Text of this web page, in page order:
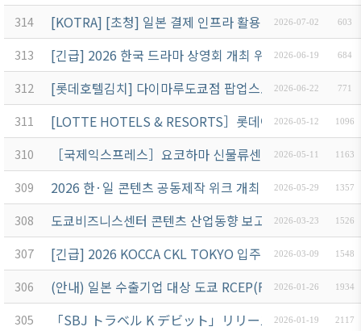
314 [KOTRA] [초청] 일본 결제 인프라 활용 설명회 안내 — 7
2026-07-02 603
313 [긴급] 2026 한국 드라마 상영회 개최 위탁용역 입찰공고
2026-06-19 684
312 [롯데호텔김치] 다이마루도쿄점 팝업스토어 개최 안내
2026-06-22 771
311 [LOTTE HOTELS & RESORTS］롯데아라이리조트 봄
2026-05-12 1096
310 ［국제익스프레스］요코하마 신물류센터 준공식 안내 6/
2026-05-11 1163
309 2026 한·일 콘텐츠 공동제작 위크 개최 위탁용역 입찰공
2026-05-29 1357
308 도쿄비즈니스센터 콘텐츠 산업동향 보고서 발간 위탁용
2026-03-23 1526
307 [긴급] 2026 KOCCA CKL TOKYO 입주기업 지원 프로그
2026-03-09 1548
306 (안내) 일본 수출기업 대상 도쿄 RCEP(FTA) 해외활용지
2026-01-26 1934
305 「SBJ トラベル K デビット」リリース及び リリー
2026-01-19 2117